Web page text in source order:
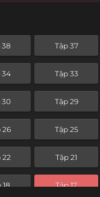
38 Tập 37
34 Tập 33
30 Tập 29
26 Tập 25
22 Tập 21
18 Tập 17